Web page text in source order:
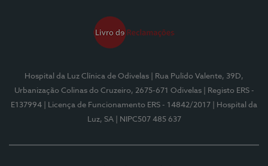
Hospital da Luz Clínica de Odivelas
| Rua Pulido Valente, 39D,
Urbanização Colinas do Cruzeiro, 2675-671 Odivelas
| Registo ERS -
E137994
| Licença de Funcionamento ERS - 14842/2017
| Hospital da
Luz, SA
| NIPC507 485 637